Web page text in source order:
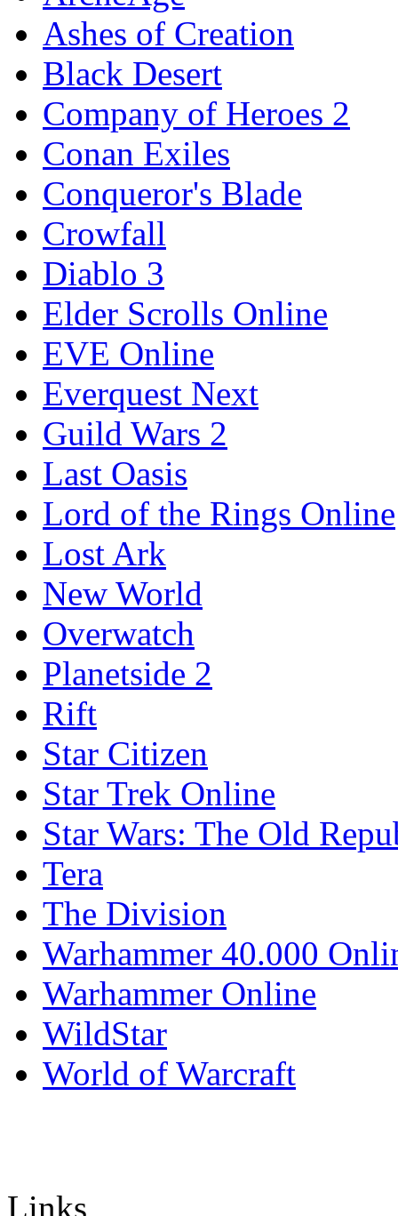
Ashes of Creation
Black Desert
Company of Heroes 2
Conan Exiles
Conqueror's Blade
Crowfall
Diablo 3
Elder Scrolls Online
EVE Online
Everquest Next
Guild Wars 2
Last Oasis
Lord of the Rings Online
Lost Ark
New World
Overwatch
Planetside 2
Rift
Star Citizen
Star Trek Online
Star Wars: The Old
Tera
The Division
Warhammer 40.000
Warhammer Online
WildStar
World of Warcraft
Links